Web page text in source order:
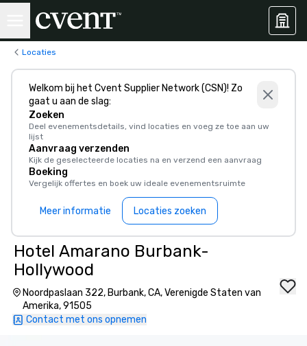
Locaties
Welkom bij het Cvent Supplier Network (CSN)! Zo
gaat u aan de slag:
Zoeken
Deel evenementsdetails, vind locaties en voeg ze toe aan uw
lijst
Aanvraag verzenden
Kijk de geselecteerde locaties na en verzend een aanvraag
Boeking
Vergelijk offertes en boek uw ideale evenementsruimte
Meer informatie Locaties zoeken
Hotel Amarano Burbank-
Hollywood
Noordpaslaan 322, Burbank, CA, Verenigde Staten van
Amerika, 91505
Contact met ons opnemen